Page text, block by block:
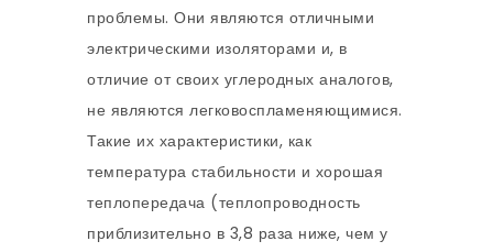
проблемы. Они являются отличными
электрическими изоляторами и, в
отличие от своих углеродных аналогов,
не являются легковоспламеняющимися.
Такие их характеристики, как
температура стабильности и хорошая
теплопередача (теплопроводность
приблизительно в 3,8 раза ниже, чем у